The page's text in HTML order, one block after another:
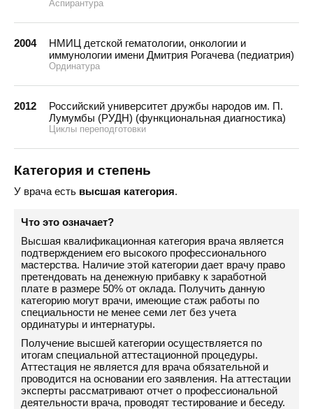
Аспирантура
2004
НМИЦ детской гематологии, онкологии и
иммунологии имени Дмитрия Рогачева (педиатрия)
Ординатура
2012
Российский университет дружбы народов им. П.
Лумумбы (РУДН) (функциональная диагностика)
Циклы переподготовки
Категория и степень
У врача есть высшая категория.
Что это означает?
Высшая квалификационная категория врача является
подтверждением его высокого профессионального
мастерства. Наличие этой категории дает врачу право
претендовать на денежную прибавку к заработной
плате в размере 50% от оклада. Получить данную
категорию могут врачи, имеющие стаж работы по
специальности не менее семи лет без учета
ординатуры и интернатуры.
Получение высшей категории осуществляется по
итогам специальной аттестационной процедуры.
Аттестация не является для врача обязательной и
проводится на основании его заявления. На аттестации
эксперты рассматривают отчет о профессиональной
деятельности врача, проводят тестирование и беседу.